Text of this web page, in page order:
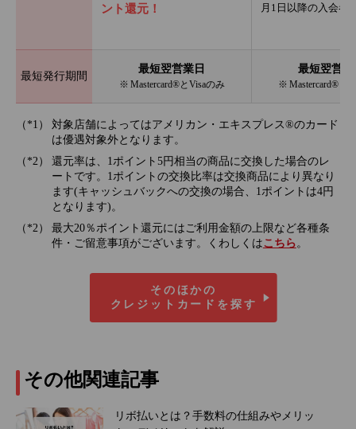
ント還元！
月1日以降の入会者
最短発行期間
最短翌営業日
※ Mastercard®とVisaのみ
最短翌営業
※ Mastercard®と
対象店舗によってはアメリカン・エキスプレス®のカード
は優遇対象外となります。
還元率は、1ポイント5円相当の商品に交換した場合のレ
ートです。1ポイントの交換比率は交換商品により異なり
ます(キャッシュバックへの交換の場合、1ポイントは4円
となります)。
最大20％ポイント還元にはご利用金額の上限など各種条
件・ご留意事項がございます。くわしくはこちら。
そのほかの
クレジットカードを探す
その他関連記事
リボ払いとは？手数料の仕組みやメリッ